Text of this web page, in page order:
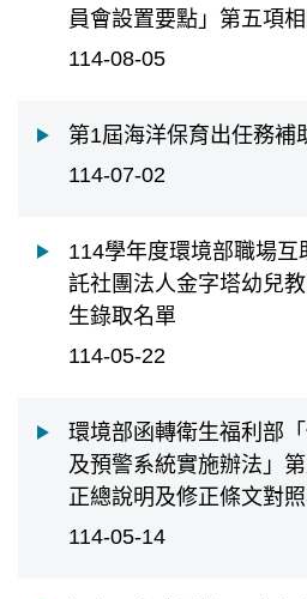
員會設置要點」第五項
114-08-05
第1屆海洋保育出任務補
114-07-02
114學年度環境部職場
託社團法人金字塔幼兒
生錄取名單
114-05-22
環境部函轉衛生福利部
及預警系統實施辦法」
正總說明及修正條文對
114-05-14